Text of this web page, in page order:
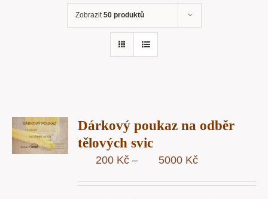
Zobrazit 50 produktů
Dárkový poukaz na odběr
tělových svic
200 Kč – 5000 KčRozpětí